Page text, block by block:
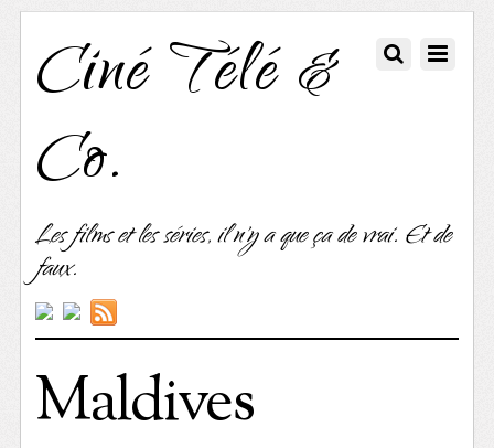
Ciné Télé &
Co.
Les films et les séries, il n'y a que ça de vrai. Et de
faux.
Maldives